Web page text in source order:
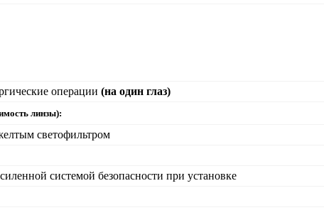
операции (на один глаз)
линзы):
светофильтром
системой безопасности при установке